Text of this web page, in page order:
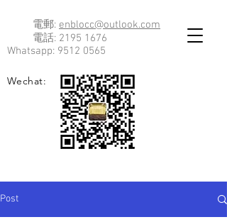
電郵: enblocc@outlook.com
電話: 2195 1676
Whatsapp: 9512 0565
Wechat:
Post